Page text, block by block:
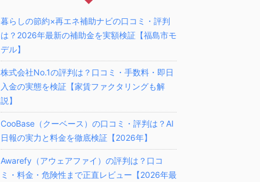
暮らしの節約×再エネ補助ナビの口コミ・評判
は？2026年最新の補助金を実額検証【福島市モ
デル】
株式会社No.1の評判は？口コミ・手数料・即日
入金の実態を検証【家賃ファクタリングも解
説】
CooBase（クーベース）の口コミ・評判は？AI
日報の実力と料金を徹底検証【2026年】
Awarefy（アウェアファイ）の評判は？口コ
ミ・料金・危険性まで正直レビュー【2026年最